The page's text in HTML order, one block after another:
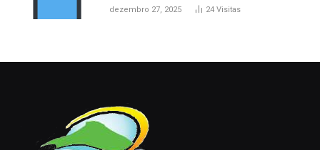
dezembro 27, 2025 24 Visitas